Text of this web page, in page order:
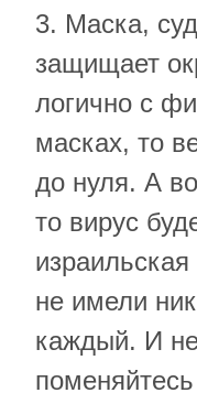
3. Маска,
защищает
логично с
масках, то
до нуля. А
то вирус
не имели
каждый. И